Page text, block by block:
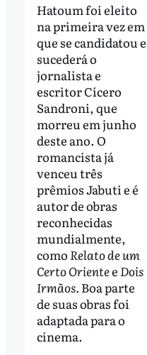
Hatoum foi eleito
na primeira vez em
que se candidatou e
sucederá o
jornalista e
escritor Cícero
Sandroni, que
morreu em junho
deste ano. O
romancista já
venceu três
prêmios Jabuti e é
autor de obras
reconhecidas
mundialmente,
como Relato de um
Certo Orientee Dois
Irmãos. Boa parte
de suas obras foi
adaptada para o
cinema.